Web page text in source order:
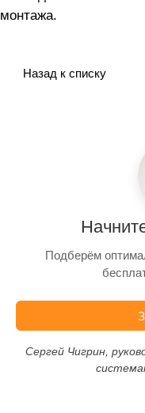
монтажа.
Назад к списку
Подберём
Сергей Чигрин,